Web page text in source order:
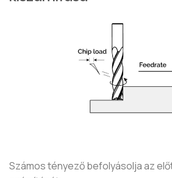
Számos tényező befolyásolja az